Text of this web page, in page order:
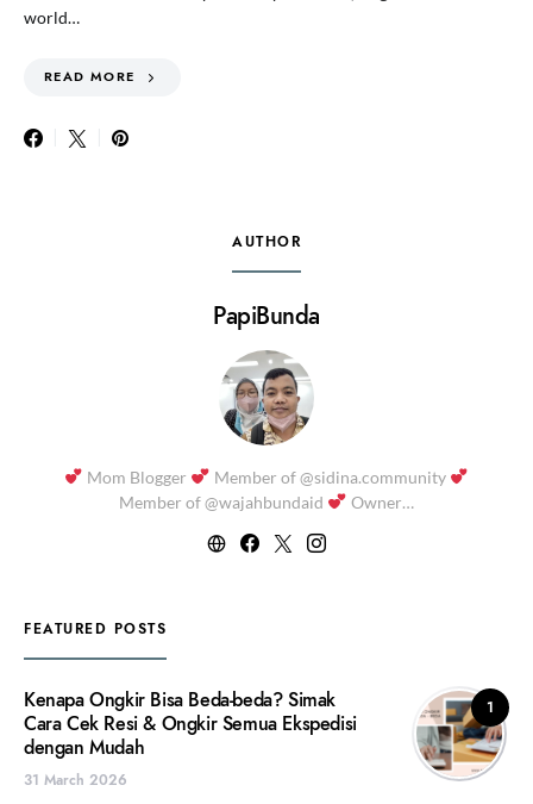
world…
READ MORE
AUTHOR
PapiBunda
Mom Blogger
Member of @sidina.community
Member of @wajahbundaid
Owner…
FEATURED POSTS
1
Kenapa Ongkir Bisa Beda-beda? Simak
Cara Cek Resi & Ongkir Semua Ekspedisi
dengan Mudah
31 March 2026